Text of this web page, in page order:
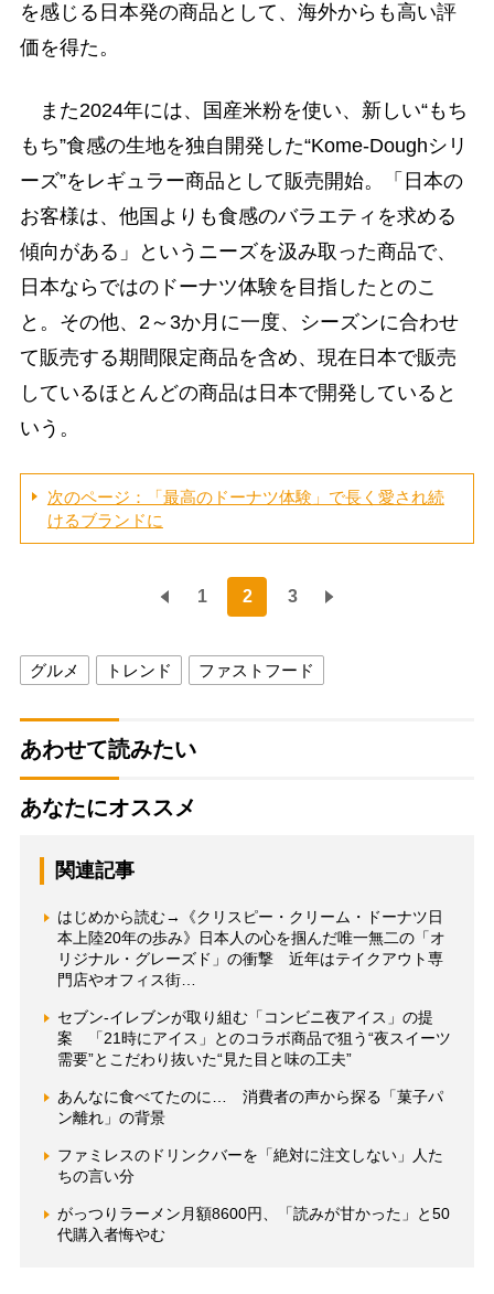
を感じる日本発の商品として、海外からも高い評
価を得た。
また2024年には、国産米粉を使い、新しい“もち
もち”食感の生地を独自開発した“Kome-Doughシリ
ーズ”をレギュラー商品として販売開始。「日本の
お客様は、他国よりも食感のバラエティを求める
傾向がある」というニーズを汲み取った商品で、
日本ならではのドーナツ体験を目指したとのこ
と。その他、2～3か月に一度、シーズンに合わせ
て販売する期間限定商品を含め、現在日本で販売
しているほとんどの商品は日本で開発していると
いう。
次のページ：「最高のドーナツ体験」で長く愛され続
けるブランドに
1 2 3
グルメ トレンド ファストフード
あわせて読みたい
あなたにオススメ
関連記事
はじめから読む→《クリスピー・クリーム・ドーナツ日
本上陸20年の歩み》日本人の心を掴んだ唯一無二の「オ
リジナル・グレーズド」の衝撃 近年はテイクアウト専
門店やオフィス街…
セブン-イレブンが取り組む「コンビニ夜アイス」の提
案 「21時にアイス」とのコラボ商品で狙う“夜スイーツ
需要”とこだわり抜いた“見た目と味の工夫”
あんなに食べてたのに… 消費者の声から探る「菓子パ
ン離れ」の背景
ファミレスのドリンクバーを「絶対に注文しない」人た
ちの言い分
がっつりラーメン月額8600円、「読みが甘かった」と50
代購入者悔やむ